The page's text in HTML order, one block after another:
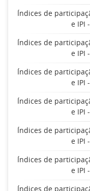
Índices de
e IPI
Índices de
e IPI
Índices de
e IPI
Índices de
e IPI
Índices de
e IPI
Índices de
e IPI
Índices de